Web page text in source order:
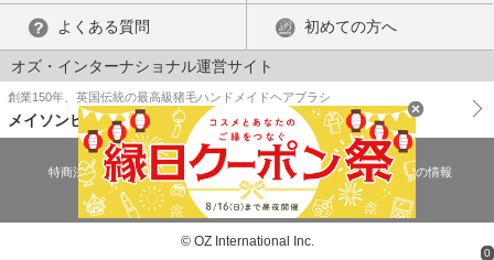
0
よくある質問 初めての方へ
オズ・インターナショナル運営サイト
創業150年、英国伝統の最高級猪毛ハンドメイドヘアブラシ
メイソンピアソン
特商法に基づく表示 プライバシーポリシー
医薬品販売許可証の情報
ご利用規約
PC版で表示
© OZ International Inc.